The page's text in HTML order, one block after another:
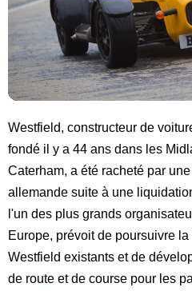
Westfield, constructeur de
fondé il y a 44 ans dans les
Caterham, a été racheté par
allemande suite à une
l'un des plus grands
Europe, prévoit de poursuivre
Westfield existants et de
de route et de course pour les